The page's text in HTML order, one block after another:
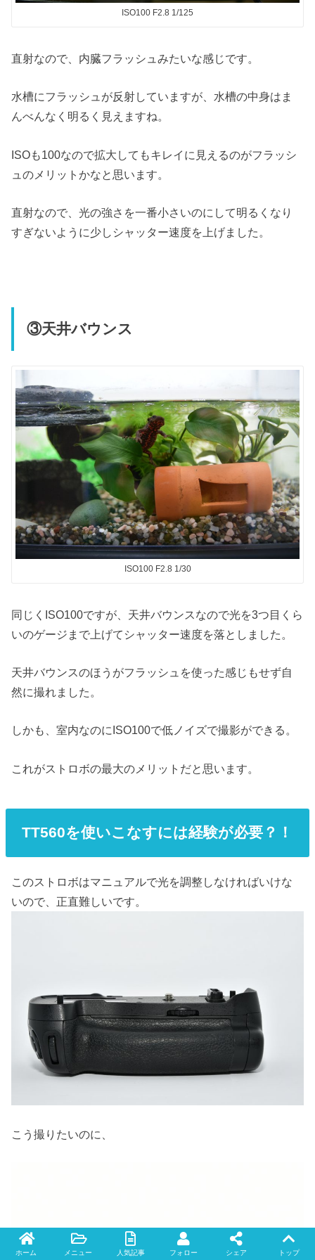
ISO100 F2.8 1/125
直射なので、内臓フラッシュみたいな感じです。
水槽にフラッシュが反射していますが、水槽の中身はま
んべんなく明るく見えますね。
ISOも100なので拡大してもキレイに見えるのがフラッシ
ュのメリットかなと思います。
直射なので、光の強さを一番小さいのにして明るくなり
すぎないように少しシャッター速度を上げました。
③天井バウンス
ISO100 F2.8 1/30
同じくISO100ですが、天井バウンスなので光を3つ目くら
いのゲージまで上げてシャッター速度を落としました。
天井バウンスのほうがフラッシュを使った感じもせず自
然に撮れました。
しかも、室内なのにISO100で低ノイズで撮影ができる。
これがストロボの最大のメリットだと思います。
TT560を使いこなすには経験が必要？！
このストロボはマニュアルで光を調整しなければいけな
いので、正直難しいです。
こう撮りたいのに、
ホーム メニュー 人気記事 フォロー シェア トップ
Twitter facebook instagram